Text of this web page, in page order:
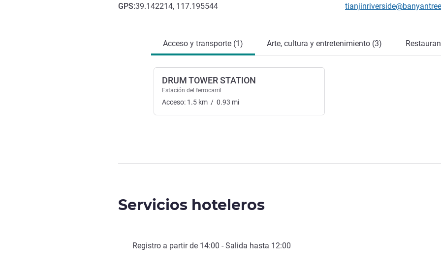
GPS:39.142214, 117.195544
Correo electrónico de
Acceso y transporte (1) Arte, cultura y entretenimiento (3)
DRUM TOWER STATION
Estación del ferrocarril
Acceso: 1.5 km / 0.93 mi
Servicios hoteleros
Registro a partir de 14:00 - Salida hasta 12:00